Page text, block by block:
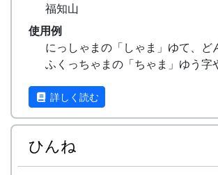
福知山
使用例
にっしゃまの「しゃま」ゆて、ど
ふくっちゃまの「ちゃま」ゆう字
（福知山の山という字ですよ）
詳しく読む
ひんね